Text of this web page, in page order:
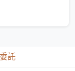
託